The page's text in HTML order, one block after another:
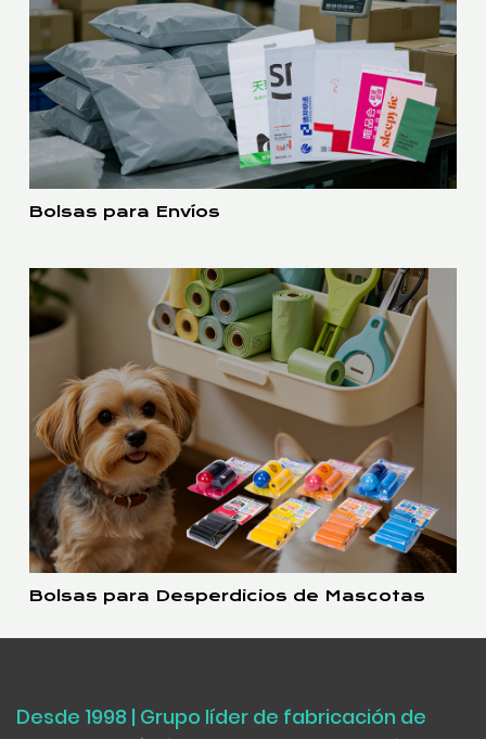
Bolsas para Envíos
Bolsas para Desperdicios de Mascotas
Desde 1998 | Grupo líder de fabricación de